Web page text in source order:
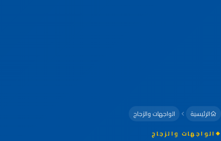
الرئيسية الواجهات والزجاج
الواجهات والزجاج